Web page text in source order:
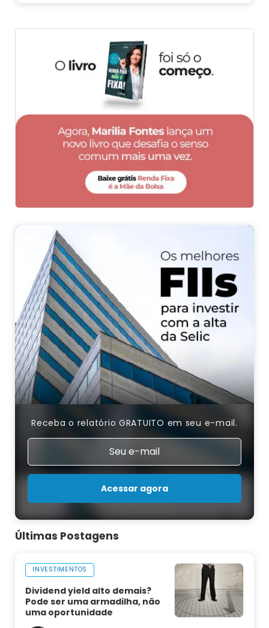
Receba o relatório GRATUITO em seu e-mail.
Acessar agora
Últimas Postagens
INVESTIMENTOS
Dividend yield alto demais?
Pode ser uma armadilha, não
uma oportunidade